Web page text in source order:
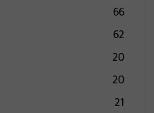
66
62
20
20
21